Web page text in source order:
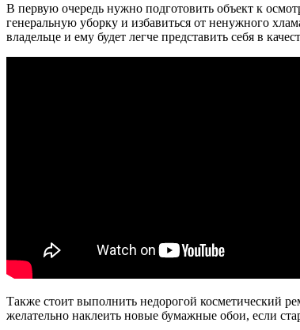
В первую очередь нужно подготовить объект к
генеральную уборку и избавиться от ненужного
владельце и ему будет легче представить себя в
Также стоит выполнить недорогой косметический
желательно наклеить новые бумажные обои, если